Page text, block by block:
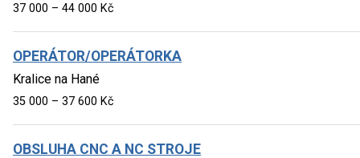
37 000 – 44 000 Kč
OPERÁTOR/OPERÁTORKA
Kralice na Hané
35 000 – 37 600 Kč
OBSLUHA CNC A NC STROJE